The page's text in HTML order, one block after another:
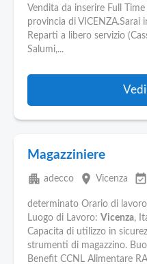
Vendita da inserire Full
provincia di
Reparti a libero servizio
Salumi,...
Magazziniere
apartment adecco place Vicenza event_available
determinato Orario di
Luogo di Lavoro: Vicenza,
Capacita di utilizzo in
strumenti di magazzino.
Benefit CCNL Alimentare